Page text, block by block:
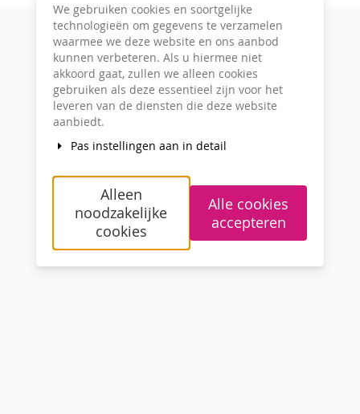
We gebruiken cookies en soortgelijke
technologieën om gegevens te verzamelen
waarmee we deze website en ons aanbod
kunnen verbeteren. Als u hiermee niet
akkoord gaat, zullen we alleen cookies
gebruiken als deze essentieel zijn voor het
leveren van de diensten die deze website
aanbiedt.
Pas instellingen aan in detail
Alleen
noodzakelijke
cookies
Alle cookies
accepteren